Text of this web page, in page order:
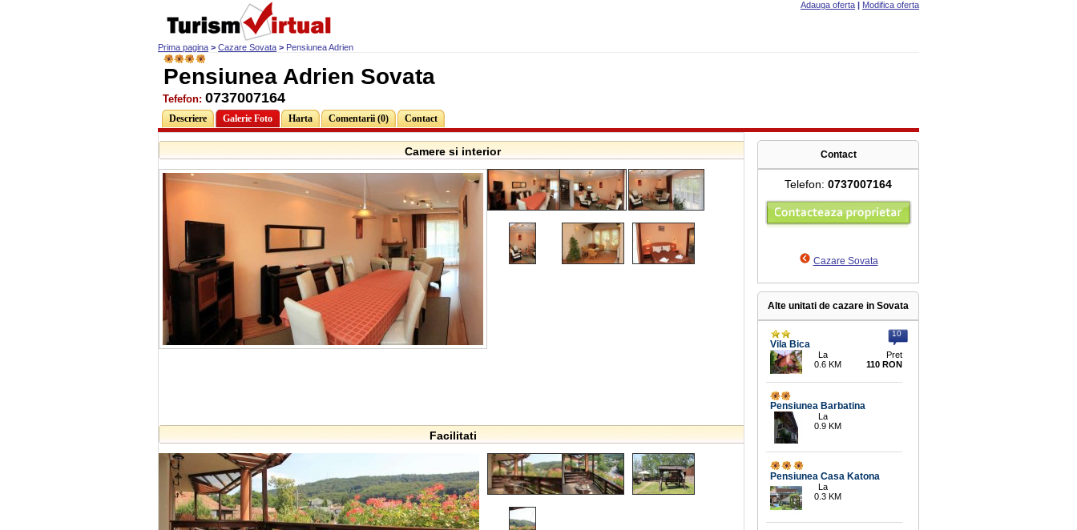
Prima pagina > Cazare Sovata > Pensiunea Adrien
Adauga oferta | Modifica oferta
Pensiunea Adrien Sovata
Tefefon: 0737007164
Descriere Galerie Foto Harta Comentarii (0) Contact
Camere si interior
Facilitati
Contact
Telefon: 0737007164
Cazare Sovata
Alte unitati de cazare in Sovata
Vila Bica
10
La
0.6 KM
Pret
110 RON
Pensiunea Barbatina
La
0.9 KM
Pensiunea Casa Katona
La
0.3 KM